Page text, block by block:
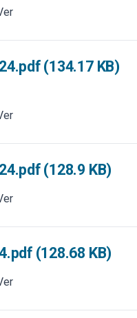
(134.17 KB)
(128.9 KB)
(128.68 KB)